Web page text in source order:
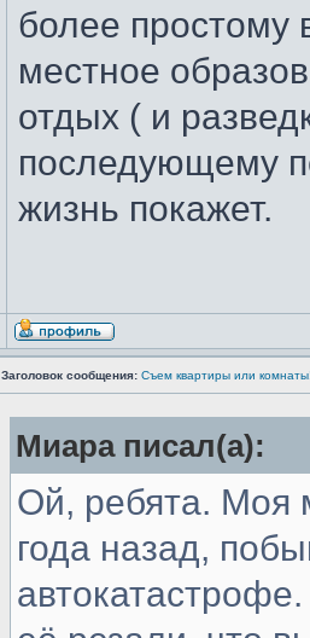
более простому
местное
отдых ( и
последующему
жизнь покажет.
Заголовок сообщения: Съем квартиры или
Миара писал(а):
Ой, ребята. Моя
года назад,